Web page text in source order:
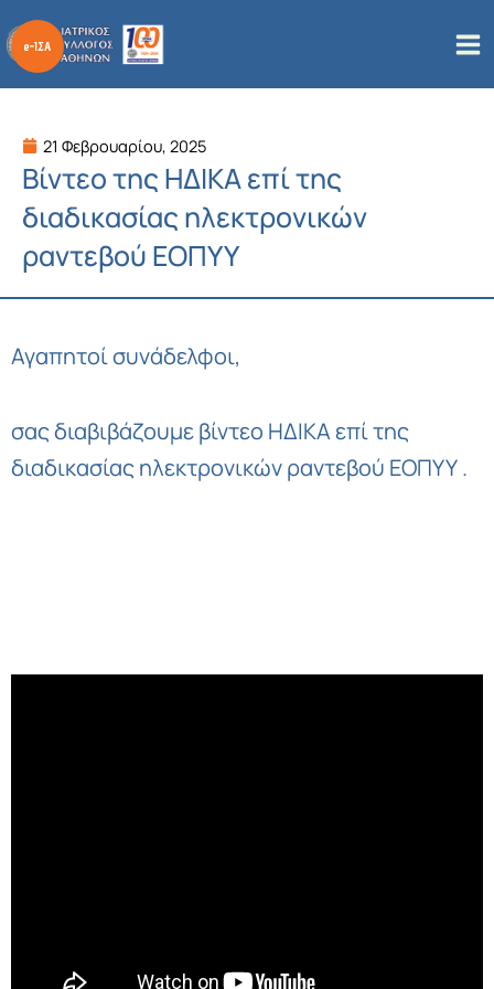
στο
περιεχόμενο
21 Φεβρουαρίου, 2025
Βίντεο της ΗΔΙΚΑ επί της
διαδικασίας ηλεκτρονικών
ραντεβού ΕΟΠΥΥ
Αγαπητοί συνάδελφοι,
σας διαβιβάζουμε βίντεο ΗΔΙΚΑ επί της
διαδικασίας ηλεκτρονικών ραντεβού ΕΟΠΥΥ .